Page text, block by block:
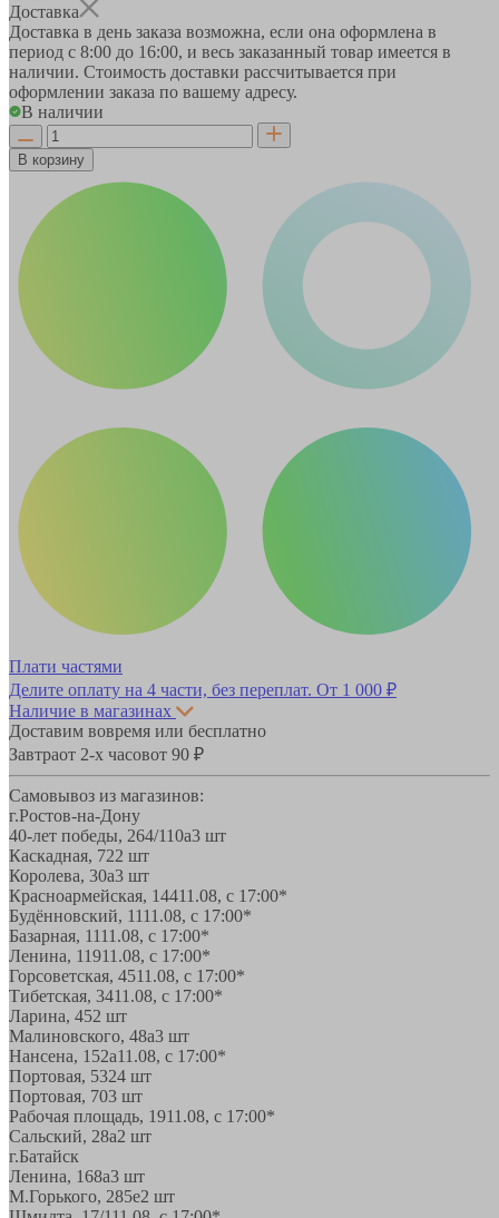
Доставка
Доставка в день заказа возможна, если она оформлена в
период с 8:00 до 16:00, и весь заказанный товар имеется в
наличии. Стоимость доставки рассчитывается при
оформлении заказа по вашему адресу.
В наличии
В корзину
Плати частями
Делите оплату на 4 части, без переплат. От 1 000 ₽
Наличие в магазинах
Доставим вовремя или бесплатно
Завтраот 2-х часовот 90 ₽
Самовывоз из магазинов:
г.Ростов-на-Дону
40-лет победы, 264/110а3 шт
Каскадная, 722 шт
Королева, 30а3 шт
Красноармейская, 14411.08, с 17:00*
Будённовский, 1111.08, с 17:00*
Базарная, 1111.08, с 17:00*
Ленина, 11911.08, с 17:00*
Горсоветская, 4511.08, с 17:00*
Тибетская, 3411.08, с 17:00*
Ларина, 452 шт
Малиновского, 48а3 шт
Нансена, 152а11.08, с 17:00*
Портовая, 5324 шт
Портовая, 703 шт
Рабочая площадь, 1911.08, с 17:00*
Сальский, 28a2 шт
г.Батайск
Ленина, 168а3 шт
М.Горького, 285е2 шт